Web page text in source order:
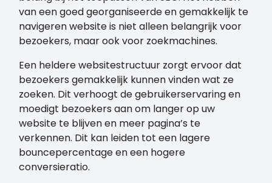
van een goed georganiseerde en gemakkelijk te
navigeren website is niet alleen belangrijk voor
bezoekers, maar ook voor zoekmachines.
Een heldere websitestructuur zorgt ervoor dat
bezoekers gemakkelijk kunnen vinden wat ze
zoeken. Dit verhoogt de gebruikerservaring en
moedigt bezoekers aan om langer op uw
website te blijven en meer pagina’s te
verkennen. Dit kan leiden tot een lagere
bouncepercentage en een hogere
conversieratio.